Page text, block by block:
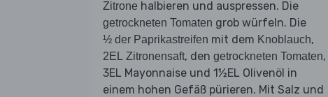
Zitrone halbieren und auspressen. Die
getrockneten Tomaten grob würfeln. Die
½ der Paprikastreifen mit dem Knoblauch,
2EL Zitronensaft, den getrockneten Tomaten,
3EL Mayonnaise und 1½EL Olivenöl in
einem hohen Gefäß pürieren. Mit Salz und